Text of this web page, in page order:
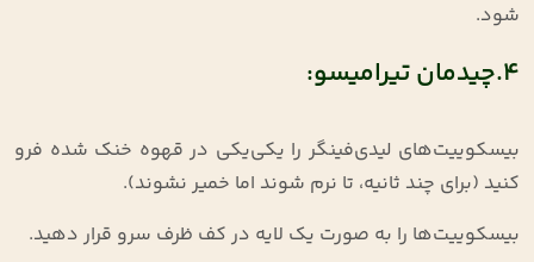
شود.
4.چیدمان تیرامیسو:
بیسکوییت‌های لیدی‌فینگر را یکی‌یکی در قهوه خنک شده فرو
کنید (برای چند ثانیه، تا نرم شوند اما خمیر نشوند).
بیسکوییت‌ها را به صورت یک لایه در کف ظرف سرو قرار دهید.